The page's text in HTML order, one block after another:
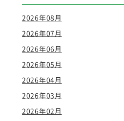
2026年08月
2026年07月
2026年06月
2026年05月
2026年04月
2026年03月
2026年02月